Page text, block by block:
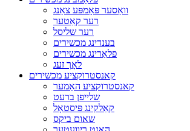
וואַסער פּאָמפּע צאַנג
רער קאַטער
רער שליסל
בענדינג מכשירים
פלאַרינג מכשירים
לאָך זעג
קאנסטרוקציע מכשירים
קאנסטרוקציע האַמער
שלייפן ברעט
קאַלקינג פּיסטאָל
שאום ביקס